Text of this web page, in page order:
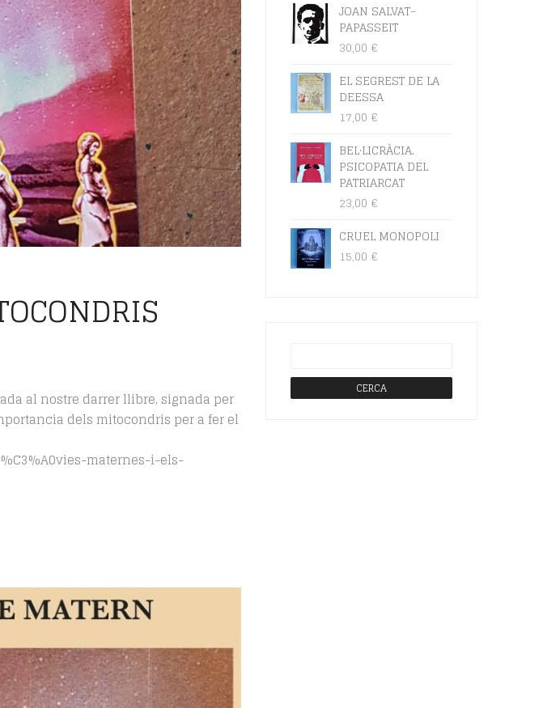
al nostre darrer llibre, signada per
dels mitocondris per a fer el
maternes-i-els-
JOAN SALVAT-
PAPASSEIT
30,00 €
EL SEGREST DE LA
DEESSA
17,00 €
BEL·LICRÀCIA.
PSICOPATIA DEL
PATRIARCAT
23,00 €
CRUEL MONOPOLI
15,00 €